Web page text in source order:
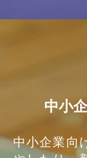
中小
中小企業向